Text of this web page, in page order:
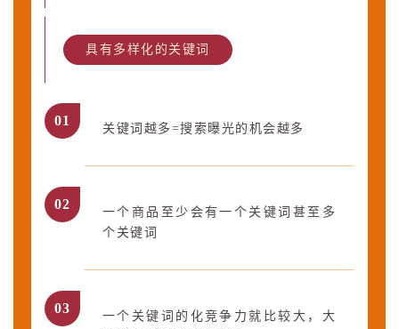
具有多样化的关键词
01
关键词越多=搜索曝光的机会越多
02
一个商品至少会有一个关键词甚至多
个关键词
03
一个关键词的化竞争力就比较大，大